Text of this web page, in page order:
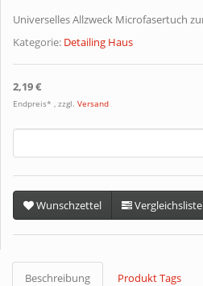
Universelles Allzweck Microfasertuch
Kategorie: Detailing Haus
2,19 €
Endpreis* , zzgl. Versand
Wunschzettel Vergleichsliste
Beschreibung Produkt Tags